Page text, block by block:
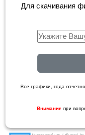
Для скачивания
Все графики, года
Внимание при